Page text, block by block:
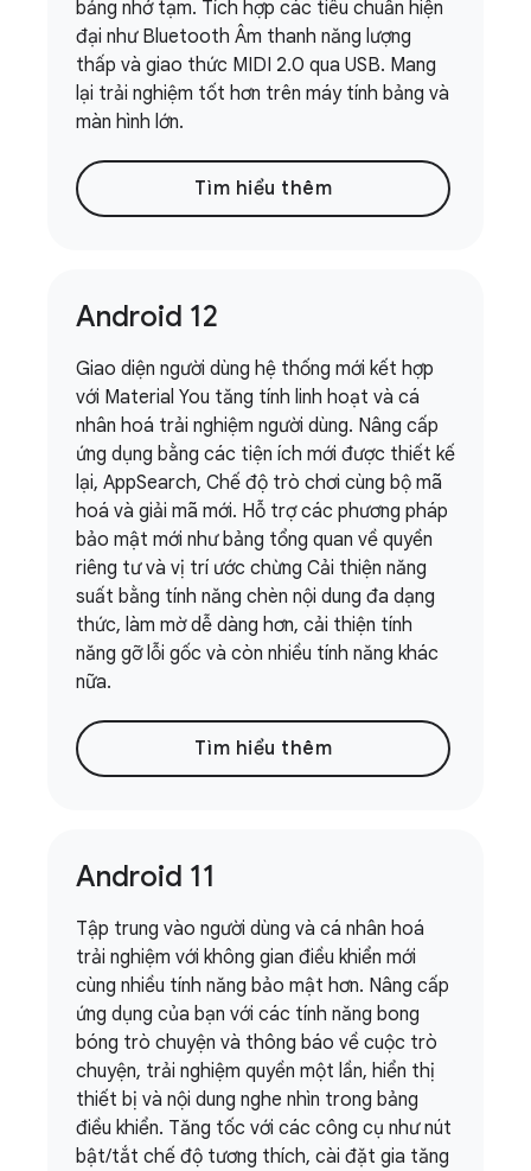
bảng nhớ tạm. Tích hợp các tiêu chuẩn hiện
đại như Bluetooth Âm thanh năng lượng
thấp và giao thức MIDI 2.0 qua USB. Mang
lại trải nghiệm tốt hơn trên máy tính bảng và
màn hình lớn.
Tìm hiểu thêm
Android 12
Giao diện người dùng hệ thống mới kết hợp
với Material You tăng tính linh hoạt và cá
nhân hoá trải nghiệm người dùng. Nâng cấp
ứng dụng bằng các tiện ích mới được thiết kế
lại, AppSearch, Chế độ trò chơi cùng bộ mã
hoá và giải mã mới. Hỗ trợ các phương pháp
bảo mật mới như bảng tổng quan về quyền
riêng tư và vị trí ước chừng Cải thiện năng
suất bằng tính năng chèn nội dung đa dạng
thức, làm mờ dễ dàng hơn, cải thiện tính
năng gỡ lỗi gốc và còn nhiều tính năng khác
nữa.
Tìm hiểu thêm
Android 11
Tập trung vào người dùng và cá nhân hoá
trải nghiệm với không gian điều khiển mới
cùng nhiều tính năng bảo mật hơn. Nâng cấp
ứng dụng của bạn với các tính năng bong
bóng trò chuyện và thông báo về cuộc trò
chuyện, trải nghiệm quyền một lần, hiển thị
thiết bị và nội dung nghe nhìn trong bảng
điều khiển. Tăng tốc với các công cụ như nút
bật/tắt chế độ tương thích, cài đặt gia tăng